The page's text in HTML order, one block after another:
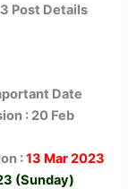
Post Details
Date
: 20 Feb
:13 Mar 2023
(Sunday)